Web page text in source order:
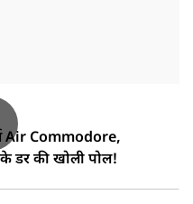
Air Commodore,
डर की खोली पोल!